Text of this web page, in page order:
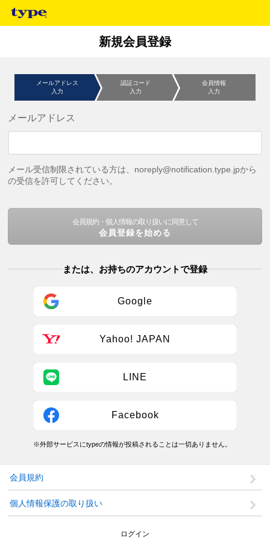
新規会員登録
メールアドレス
入力
認証コード
入力
会員情報
入力
メールアドレス
メール受信制限されている方は、noreply@notification.type.jpから
の受信を許可してください。
会員規約・個人情報の取り扱いに同意して
会員登録を始める
または、お持ちのアカウントで登録
Google
Yahoo! JAPAN
LINE
Facebook
※外部サービスにtypeの情報が投稿されることは一切ありません。
会員規約
個人情報保護の取り扱い
ログイン